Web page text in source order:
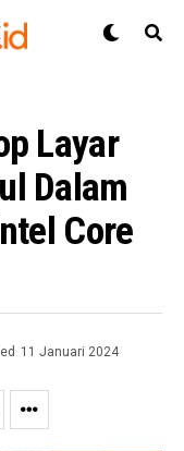
Layar
Dalam
Core
11 Januari 2024